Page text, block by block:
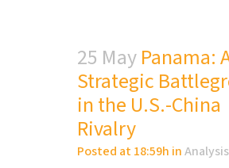
25 MayPanama:
Strategic
in the U.S.-China
Rivalry
Posted at 18:59h inAnalysis